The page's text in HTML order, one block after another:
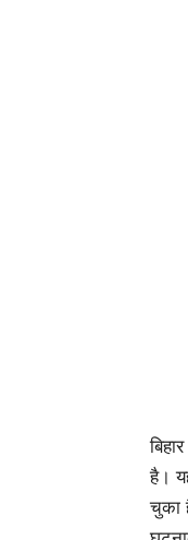
है।
चुका